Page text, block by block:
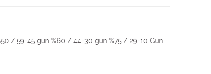
/ 59-45 gün %60 / 44-30 gün %75 / 29-10 Gün